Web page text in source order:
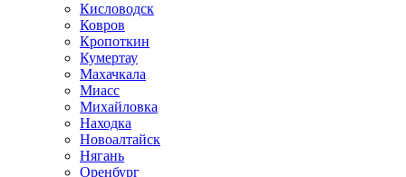
Кисловодск
Ковров
Кропоткин
Кумертау
Махачкала
Миасс
Михайловка
Находка
Новоалтайск
Нягань
Оренбург